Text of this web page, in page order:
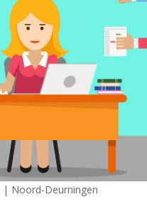
| Noord-Deurningen